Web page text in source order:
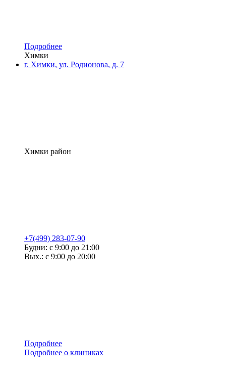
Подробнее
Химки
г. Химки, ул. Родионова, д. 7
Химки район
+7(499) 283-07-90
Будни: с 9:00 до 21:00
Вых.: с 9:00 до 20:00
Подробнее
Подробнее о клиниках